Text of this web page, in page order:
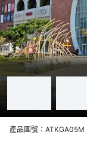
產品團號： ATKGA05M